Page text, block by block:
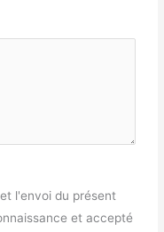
l'envoi du présent
et accepté